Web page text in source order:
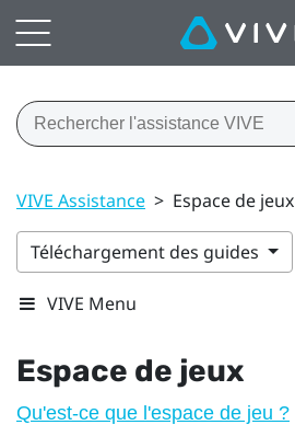
VIVE Assistance > Espace de jeux
Téléchargement des guides
VIVE Menu
Espace de jeux
Qu'est-ce que l'espace de jeu ?